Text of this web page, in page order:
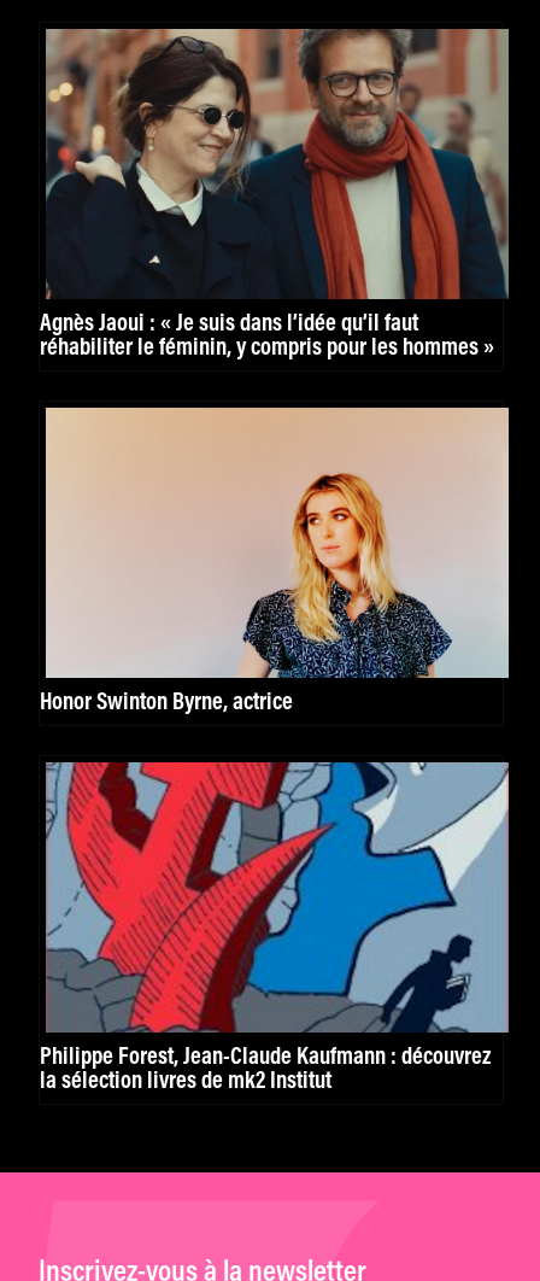
Agnès Jaoui : « Je suis dans l’idée qu’il faut
réhabiliter le féminin, y compris pour les hommes »
Honor Swinton Byrne, actrice
Philippe Forest, Jean-Claude Kaufmann : découvrez
la sélection livres de mk2 Institut
Inscrivez-vous à la newsletter